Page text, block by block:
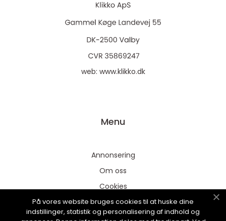
web: www.klikko.dk
Menu
Annonsering
Om oss
Cookies
Kontakta oss
Sitemap
På vores website bruges cookies til at huske dine
indstillinger, statistik og personalisering af indhold og